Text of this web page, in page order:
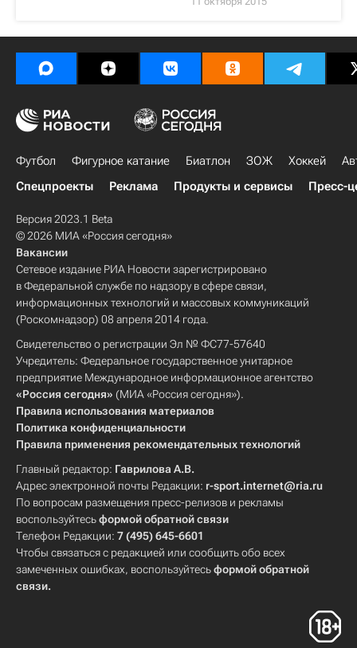
Футбол Фигурное катание Биатлон ЗОЖ Хоккей
Спецпроекты
Реклама Продукты и сервисы Пресс-
Версия 2023.1 Beta
© 2026 МИА «Россия сегодня»
Вакансии
Сетевое издание РИА Новости зарегистрировано
в Федеральной службе по надзору в сфере связи,
информационных технологий и массовых коммуникаций
(Роскомнадзор) 08 апреля 2014 года.
Свидетельство о регистрации Эл № ФС77-57640
Учредитель: Федеральное государственное унитарное
предприятие Международное информационное агентство
«Россия сегодня» (МИА «Россия сегодня»).
Правила использования материалов
Политика конфиденциальности
Правила применения рекомендательных технологий
Главный редактор: Гаврилова А.В.
Адрес электронной почты Редакции: r-sport.internet@ria.ru
По вопросам размещения пресс-релизов и рекламы
воспользуйтесьформой обратной связи
Телефон Редакции: 7 (495) 645-6601
Чтобы связаться с редакцией или сообщить обо всех
замеченных ошибках, воспользуйтесьформой обратной
связи.